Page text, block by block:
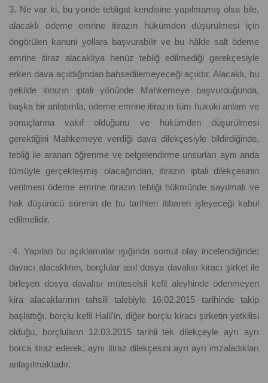
3. Ne var ki, bu yönde tebligat kendisine yapılmamış olsa bile,
alacaklı ödeme emrine itirazın hükümden düşürülmesi için
öngörülen kanuni yollara başvurabilir ve bu hâlde salt ödeme
emrine itiraz alacaklıya henüz tebliğ edilmediği gerekçesiyle
erken dava açıldığından bahsedilemeyeceği açıktır. Alacaklı, bu
şekilde itirazın iptali yönünde Mahkemeye başvurduğunda,
başka bir anlatımla, ödeme emrine itirazın tüm hukuki anlam ve
sonuçlarına vakıf olduğunu ve hükümden düşürülmesi
gerektiğini Mahkemeye verdiği dava dilekçesiyle bildirdiğinde,
tebliğ ile aranan öğrenme ve belgelendirme unsurları aynı anda
tümüyle gerçekleşmiş olacağından, itirazın iptali dilekçesinin
verilmesi ödeme emrine itirazın tebliği hükmünde sayılmalı ve
hak düşürücü sürenin de bu tarihten itibaren işleyeceği kabul
edilmelidir.
4. Yapılan bu açıklamalar ışığında somut olay incelendiğinde;
davacı alacaklının, borçlular asıl dosya davalısı kiracı şirket ile
birleşen dosya davalısı müteselsil kefil aleyhinde ödenmeyen
kira alacaklarının tahsili talebiyle 16.02.2015 tarihinde takip
başlattığı, borçlu kefil Halil'in, diğer borçlu kiracı şirketin yetkilisi
olduğu, borçluların 12.03.2015 tarihli tek dilekçeyle ayrı ayrı
borca itiraz ederek, aynı itiraz dilekçesini ayrı ayrı imzaladıkları
anlaşılmaktadır.